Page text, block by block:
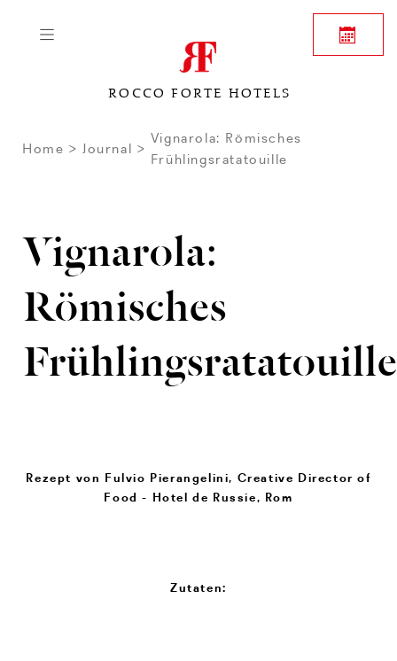
ROCCO FORTE HOTELS
Home Journal
Vignarola: Römisches
Frühlingsratatouille
Vignarola:
Römisches
Frühlingsratatouille
Rezept von Fulvio Pierangelini, Creative Director of
Food - Hotel de Russie, Rom
Zutaten: